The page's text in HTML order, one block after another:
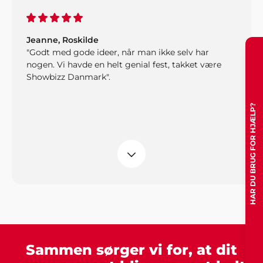
Jeanne, Roskilde
"Godt med gode ideer, når man ikke selv har
nogen. Vi havde en helt genial fest, takket være
Showbizz Danmark".
Anne Jensen, Åbenrå
Sammen sørger vi for, at dit
HAR DU BRUG FOR HJÆLP?